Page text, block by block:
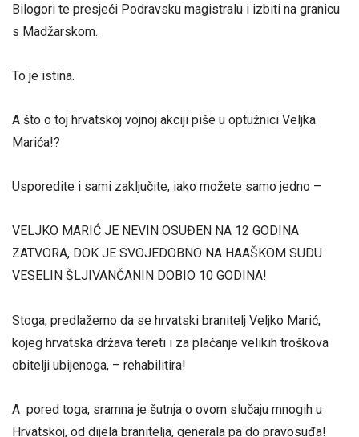
Bilogori te presjeći Podravsku magistralu i izbiti na granicu
s Madžarskom.
To je istina.
A što o toj hrvatskoj vojnoj akciji piše u optužnici Veljka
Marića!?
Usporedite i sami zaključite, iako možete samo jedno –
VELJKO MARIĆ JE NEVIN OSUĐEN NA 12 GODINA
ZATVORA, DOK JE SVOJEDOBNO NA HAAŠKOM SUDU
VESELIN ŠLJIVANČANIN DOBIO 10 GODINA!
Stoga, predlažemo da se hrvatski branitelj Veljko Marić,
kojeg hrvatska država tereti i za plaćanje velikih troškova
obitelji ubijenoga, – rehabilitira!
A pored toga, sramna je šutnja o ovom slučaju mnogih u
Hrvatskoj, od dijela branitelja, generala pa do pravosuđa!